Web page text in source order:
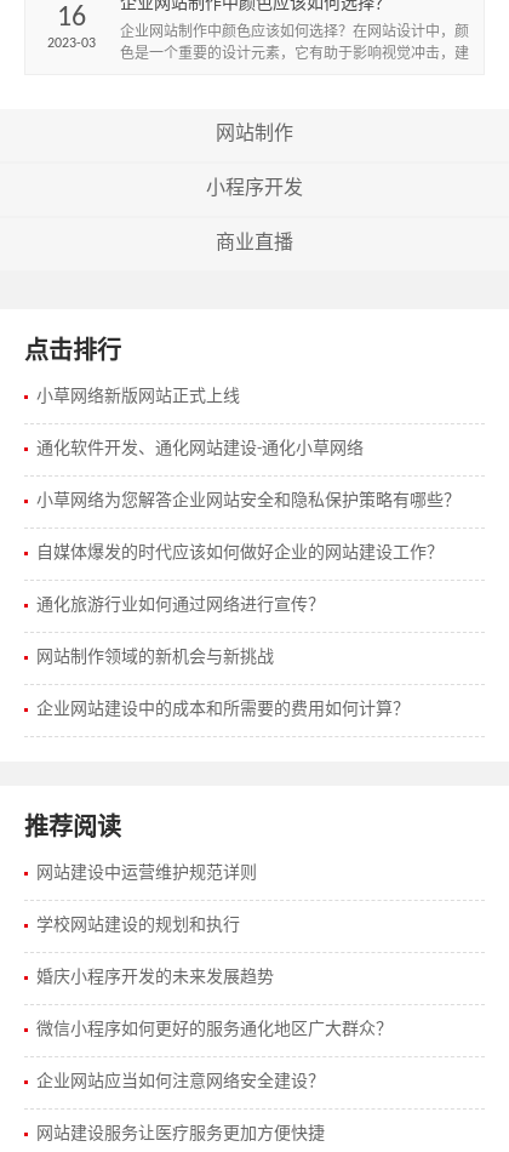
16
2023-03
企业网站制作中颜色应该如何选择？
企业网站制作中颜色应该如何选择？在网站设计中，颜
色是一个重要的设计元素，它有助于影响视觉冲击，建
网站制作
小程序开发
商业直播
点击排行
小草网络新版网站正式上线
通化软件开发、通化网站建设-通化小草网络
小草网络为您解答企业网站安全和隐私保护策略有哪些？
自媒体爆发的时代应该如何做好企业的网站建设工作？
通化旅游行业如何通过网络进行宣传？
网站制作领域的新机会与新挑战
企业网站建设中的成本和所需要的费用如何计算？
推荐阅读
网站建设中运营维护规范详则
学校网站建设的规划和执行
婚庆小程序开发的未来发展趋势
微信小程序如何更好的服务通化地区广大群众？
企业网站应当如何注意网络安全建设？
网站建设服务让医疗服务更加方便快捷